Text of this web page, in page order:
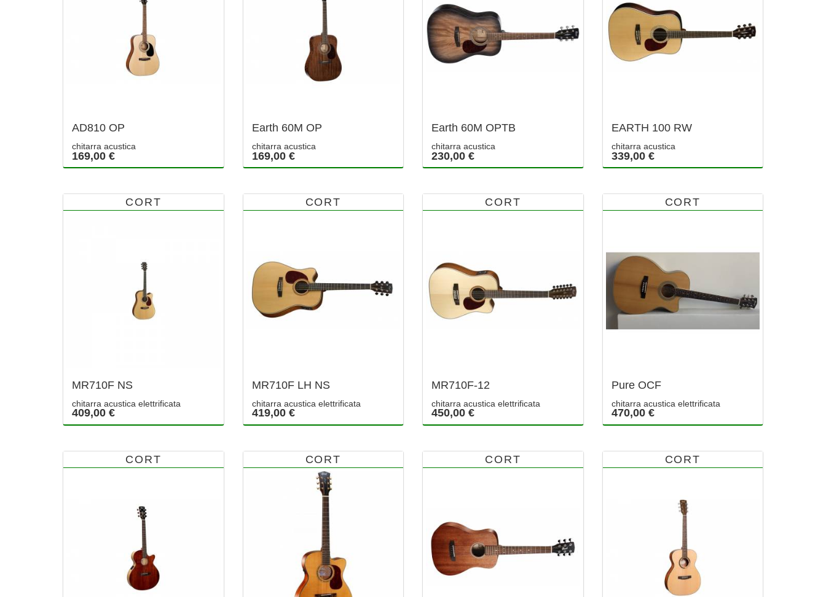
AD810 OP
chitarra acustica
169,00 €
Earth 60M OP
chitarra acustica
169,00 €
Earth 60M OPTB
chitarra acustica
230,00 €
EARTH 100 RW
chitarra acustica
339,00 €
CORT
MR710F NS
chitarra acustica elettrificata
409,00 €
CORT
MR710F LH NS
chitarra acustica elettrificata
419,00 €
CORT
MR710F-12
chitarra acustica elettrificata
450,00 €
CORT
Pure OCF
chitarra acustica elettrificata
470,00 €
CORT CORT CORT CORT